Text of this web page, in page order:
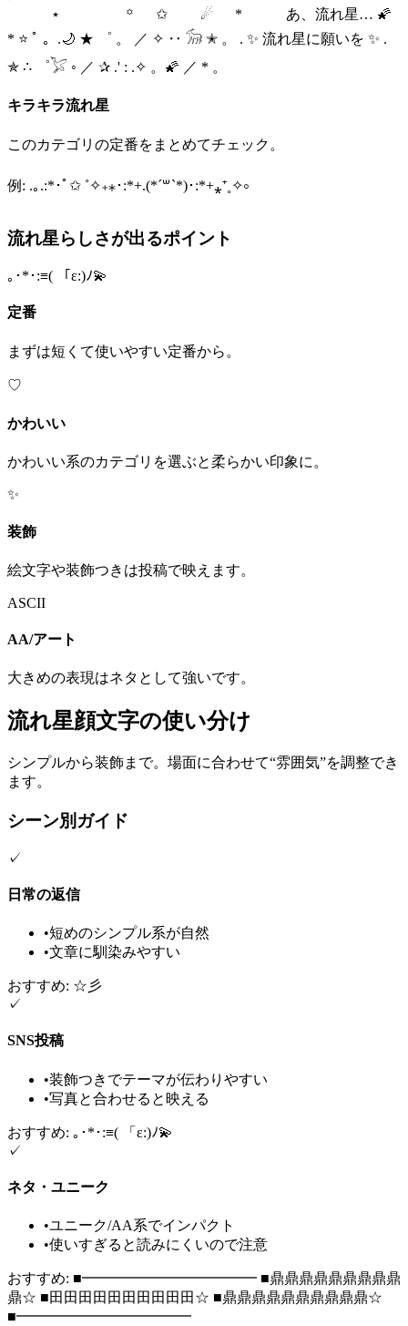
⠀⠀⠀⠀⋆⠀⠀⠀⠀⠀⠀꙳⠀⠀✩⠀⠀⠀☄︎⠀⠀*⠀⠀⠀⠀あ、流れ星… 🌠
* ⭐ ﾟ 。.🌙 ★ ゜ 。 ／ ✧ ‥ 𓃘 ✭ 。 . ✨ 流れ星に願いを ✨ .
✯ ∴ ゜𓅯 ◦ ／ ✰ .' : .✧ 。🌠 ／ * 。
キラキラ流れ星
このカテゴリの定番をまとめてチェック。
例: .｡.:*･ﾟ✩ ˚✧₊⁎･:*+.(*´꒳`*)･:*+⁎⁺˳✧༚
流れ星らしさが出るポイント
｡･*･:≡( 「ε:)ﾉ💫
定番
まずは短くて使いやすい定番から。
♡
かわいい
かわいい系のカテゴリを選ぶと柔らかい印象に。
✨
装飾
絵文字や装飾つきは投稿で映えます。
ASCII
AA/アート
大きめの表現はネタとして強いです。
流れ星顔文字の使い分け
シンプルから装飾まで。場面に合わせて“雰囲気”を調整でき
ます。
シーン別ガイド
✓
日常の返信
•短めのシンプル系が自然
•文章に馴染みやすい
おすすめ: ☆彡
✓
SNS投稿
•装飾つきでテーマが伝わりやすい
•写真と合わせると映える
おすすめ: ｡･*･:≡( 「ε:)ﾉ💫
✓
ネタ・ユニーク
•ユニーク/AA系でインパクト
•使いすぎると読みにくいので注意
おすすめ: ■━━━━━━━━━━━━ ■鼎鼎鼎鼎鼎鼎鼎鼎鼎
鼎☆ ■田田田田田田田田田田☆ ■鼎鼎鼎鼎鼎鼎鼎鼎鼎鼎☆
■━━━━━━━━━━━━